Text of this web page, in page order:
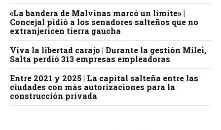
«La bandera de Malvinas marcó un límite» |
Concejal pidió a los senadores salteños que no
extranjericen tierra gaucha
Viva la libertad carajo | Durante la gestión Milei,
Salta perdió 313 empresas empleadoras
Entre 2021 y 2025 | La capital salteña entre las
ciudades con más autorizaciones para la
construcción privada